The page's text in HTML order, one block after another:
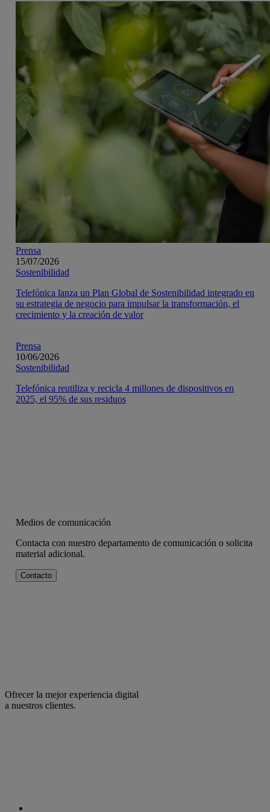
Prensa
15/07/2026
Sostenibilidad
Telefónica lanza un Plan Global de Sostenibilidad integrado en
su estrategia de negocio para impulsar la transformación, el
crecimiento y la creación de valor
Prensa
10/06/2026
Sostenibilidad
Telefónica reutiliza y recicla 4 millones de dispositivos en
2025, el 95% de sus residuos
Medios de comunicación
Contacta con nuestro departamento de comunicación o solicita
material adicional.
Contacto
Ofrecer la mejor experiencia digital
a nuestros clientes.